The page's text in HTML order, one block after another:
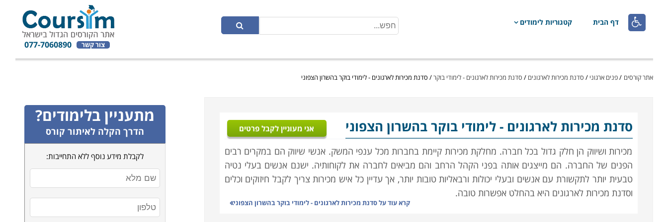
 דף הבית קטגוריות לימודים
צור קשר 077-7060890
אתר קורסים /פנים ארגוני / סדנת מכירות לארגונים / סדנת מכירות לארגונים - לימודי בוקר/ סדנת מכירות לארגונים - לימודי בוקר בהשרון הצפוני
סדנת מכירות לארגונים- לימודי בוקר בהשרון הצפוני אני מעוניין לקבל פרטים
מכירות ושיווק הן חלק גדול בכל חברה. מחלקת מכירות קיימת בחברות מכל ענפי המשק. אנשי שיווק הם במקרים רבים
הפנים של החברה. הם מייצגים אותה בפני הקהל הרחב והם מביאים לחברה את לקוחותיה. ישנם אנשים בעלי נטיה
טבעית יותר לתקשורת עם אנשים ובעלי יכולות ורבאליות טובות יותר, אך עדיין כל איש מכירות צריך לקבל חיזוקים וכלים
וסדנת מכירות לארגונים היא בהחלט אפשרות טובה.
קרא עוד עלסדנת מכירות לארגונים - לימודי בוקר בהשרון הצפוני
מתעניין בלימודים?
הדרך הקלה לאיתור קורס
לקבלת מידע נוסף ללא התחייבות: